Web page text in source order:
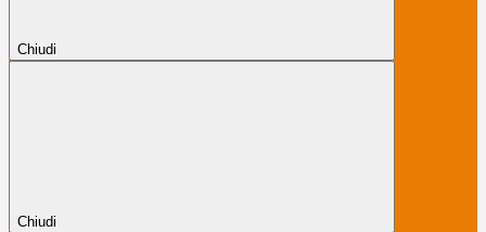
Chiudi
Chiudi